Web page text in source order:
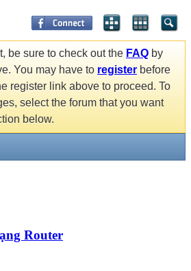
be sure to check out the FAQ by
You may have to register before
register link above to proceed. To
select the forum that you want
below.
Router